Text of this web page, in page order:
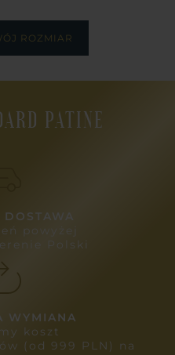
ROZMIAR
PATINE
powyżej
Polski
WYMIANA
koszt
(od 999 PLN) na